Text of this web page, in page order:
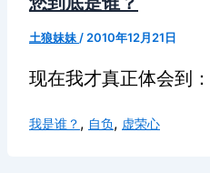
土狼妹妹 / 2010年12月21日
现在我才真正体会到：
我是谁？ , 自负, 虚荣心